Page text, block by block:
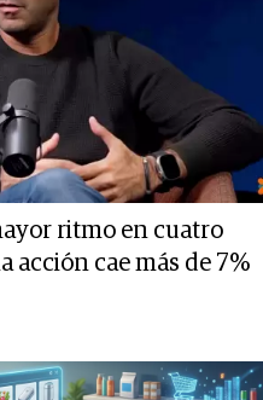
ritmo en cuatro
acción cae más de 7%